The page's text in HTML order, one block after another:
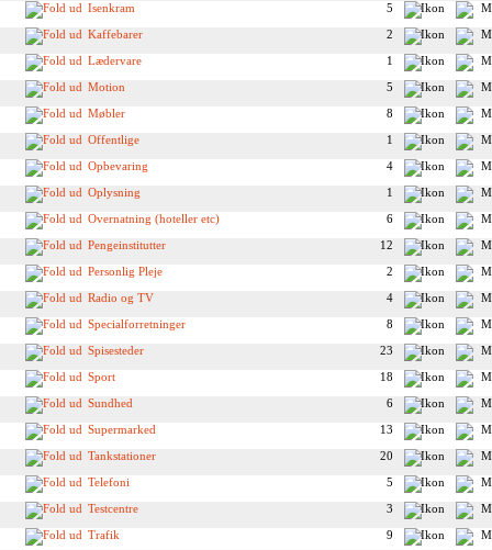
Isenkram
5
Kaffebarer
2
Lædervare
1
Motion
5
Møbler
8
Offentlige
1
Opbevaring
4
Oplysning
1
Overnatning (hoteller etc)
6
Pengeinstitutter
12
Personlig Pleje
2
Radio og TV
4
Specialforretninger
8
Spisesteder
23
Sport
18
Sundhed
6
Supermarked
13
Tankstationer
20
Telefoni
5
Testcentre
3
Trafik
9